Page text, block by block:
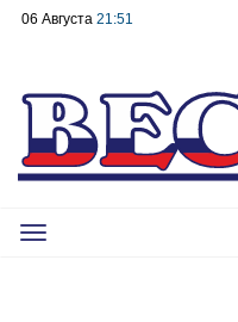
06 Августа 21:51
Toggle